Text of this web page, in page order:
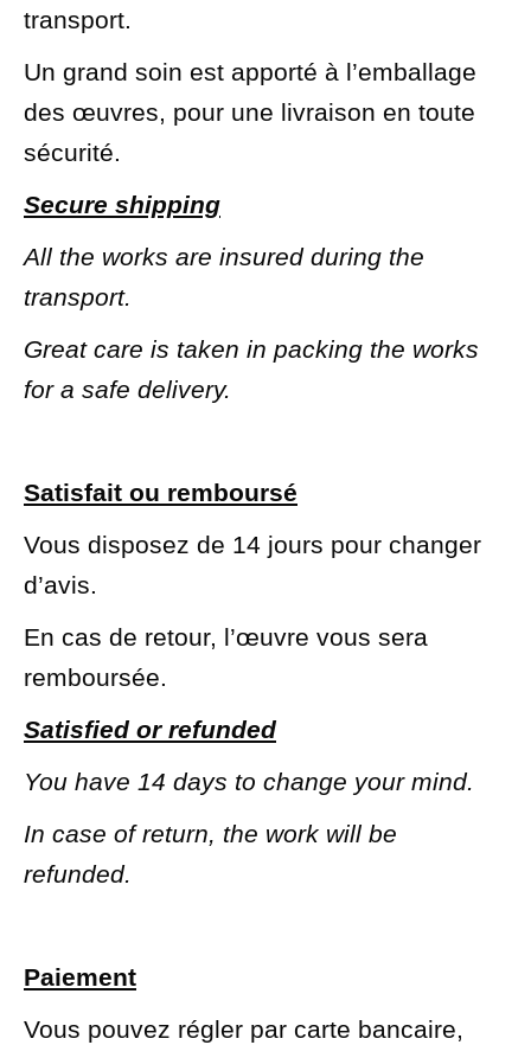
transport.
Un grand soin est apporté à l’emballage
des œuvres, pour une livraison en toute
sécurité.
Secure shipping
All the works are insured during the
transport.
Great care is taken in packing the works
for a safe delivery.
Satisfait ou remboursé
Vous disposez de 14 jours pour changer
d’avis.
En cas de retour, l’œuvre vous sera
remboursée.
Satisfied or refunded
You have 14 days to change your mind.
In case of return, the work will be
refunded.
Paiement
Vous pouvez régler par carte bancaire,